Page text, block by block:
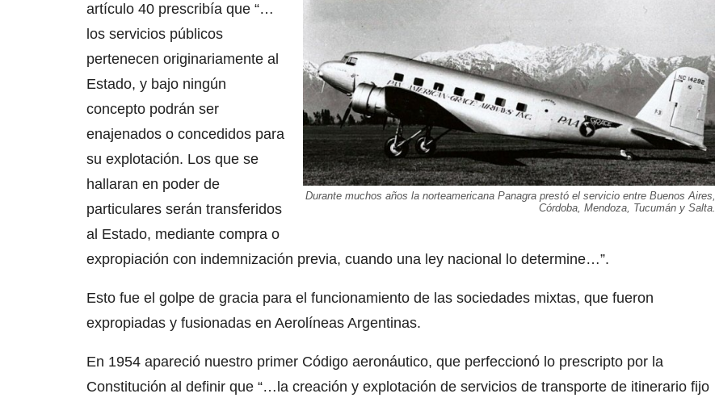
Durante muchos años la norteamericana Panagra prestó el servicio entre Buenos Aires,
Córdoba, Mendoza, Tucumán y Salta.
artículo 40 prescribía que “…
los servicios públicos
pertenecen originariamente al
Estado, y bajo ningún
concepto podrán ser
enajenados o concedidos para
su explotación. Los que se
hallaran en poder de
particulares serán transferidos
al Estado, mediante compra o
expropiación con indemnización previa, cuando una ley nacional lo determine…”.
Esto fue el golpe de gracia para el funcionamiento de las sociedades mixtas, que fueron
expropiadas y fusionadas en Aerolíneas Argentinas.
En 1954 apareció nuestro primer Código aeronáutico, que perfeccionó lo prescripto por la
Constitución al definir que “…la creación y explotación de servicios de transporte de itinerario fijo